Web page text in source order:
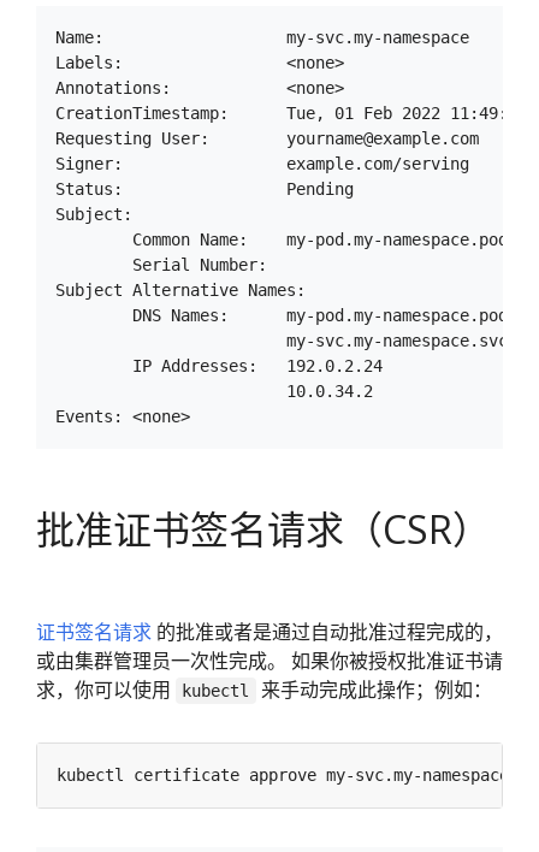
Name:                   my-svc.my-namespace
Labels:                 <none>
Annotations:            <none>
CreationTimestamp:      Tue, 01 Feb 2022 11:49:15
Requesting User:        yourname@example.com
Signer:                 example.com/serving
Status:                 Pending
Subject:
Common Name:    my-pod.my-
        Serial Number:
Subject Alternative Names:
DNS Names:      my-pod.my-
my-svc.my-
        IP Addresses:   192.0.2.24
                        10.0.34.2
批准证书签名请求（CSR）
证书签名请求 的批准或者是通过自动批准过程完成的，
或由集群管理员一次性完成。 如果你被授权批准证书请
求，你可以使用
kubectl 来手动完成此操作；例如：